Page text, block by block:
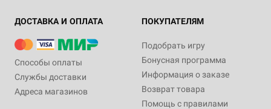
ДОСТАВКА И ОПЛАТА
Способы оплаты
Службы доставки
Адреса магазинов
ПОКУПАТЕЛЯМ
Подобрать игру
Бонусная программа
Информация о заказе
Возврат товара
Помощь с правилами